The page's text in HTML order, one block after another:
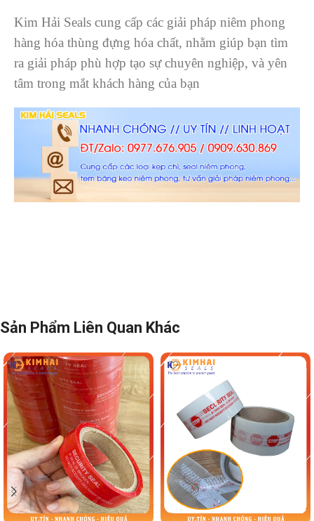
Kim Hải Seals cung cấp các giải pháp niêm phong
hàng hóa thùng đựng hóa chất, nhằm giúp bạn tìm
ra giải pháp phù hợp tạo sự chuyên nghiệp, và yên
tâm trong mắt khách hàng của bạn
Sản Phẩm Liên Quan Khác